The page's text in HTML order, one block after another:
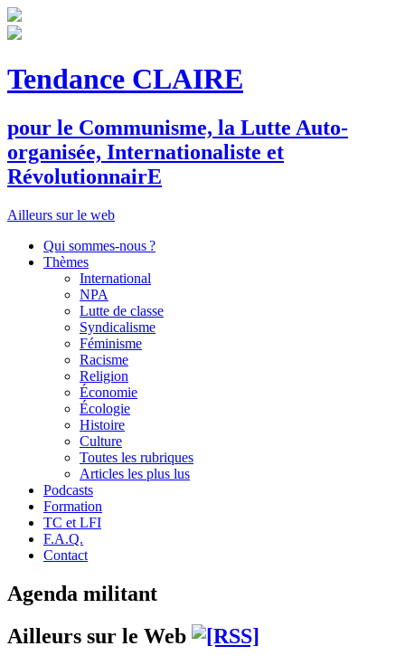
Tendance CLAIRE
pour le Communisme, la Lutte Auto-
organisée, Internationaliste et
RévolutionnairE
Ailleurs sur le web
Qui sommes-nous ?
Thèmes
International
NPA
Lutte de classe
Syndicalisme
Féminisme
Racisme
Religion
Économie
Écologie
Histoire
Culture
Toutes les rubriques
Articles les plus lus
Podcasts
Formation
TC et LFI
F.A.Q.
Contact
Agenda militant
Ailleurs sur le Web